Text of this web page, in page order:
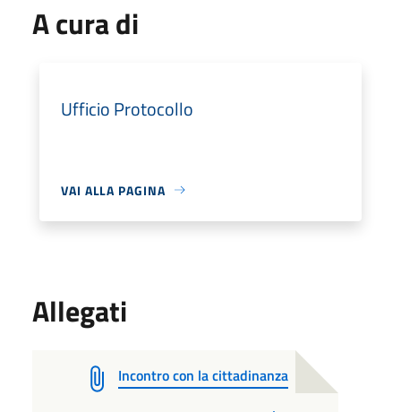
A cura di
Ufficio Protocollo
VAI ALLA PAGINA
Allegati
Incontro con la cittadinanza